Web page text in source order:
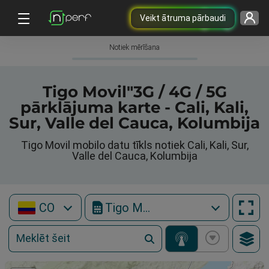
Veikt ātruma pārbaudi
Notiek mērīšana
Tigo Movil"3G / 4G / 5G
pārklājuma karte - Cali, Kali,
Sur, Valle del Cauca, Kolumbija
Tigo Movil mobilo datu tīkls notiek Cali, Kali, Sur,
Valle del Cauca, Kolumbija
CO Tigo Movil